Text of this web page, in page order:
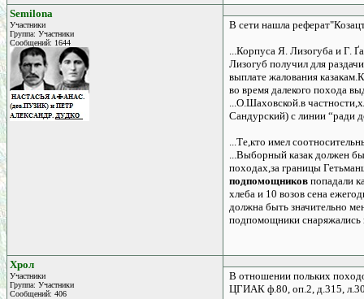
Semilona
Участники
Группа: Участники
Сообщений: 1644
В сети нашла
...Корпуса Я. Лизогуба и Г.
Лизогуб получил для
выплате жалования
во время далекого похода
...О.Шаховской.в
Сандурский) с линии “ради
...Те,кто имел
...Выборный казак должен
походах,за границы
подпомощников попадали
хлеба и 10 возов сена
должна быть значительно
подпомощники
Хрол
Участники
Группа: Участники
Сообщений: 406
В отношении польких
ЦГИАК ф.80, оп.2, д.315,